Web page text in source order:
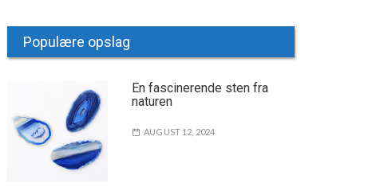
Populære opslag
En fascinerende sten fra
naturen
AUGUST 12, 2024